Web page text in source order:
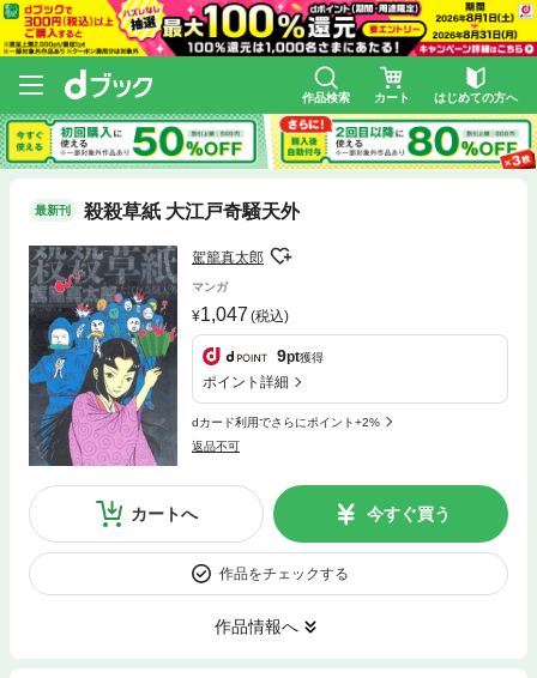
作品検索 カート はじめての方へ
最新刊 殺殺草紙 大江戸奇騒天外
駕籠真太郎
マンガ
1,047 (税込)
9pt獲得
ポイント詳細
dカード利用でさらにポイント+2%
返品不可
カートへ 今すぐ買う
作品をチェックする
作品情報へ